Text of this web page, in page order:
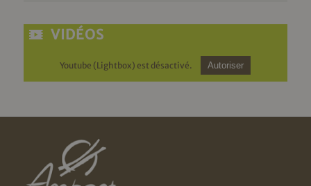
VIDÉOS
Youtube (Lightbox) est désactivé. Autoriser